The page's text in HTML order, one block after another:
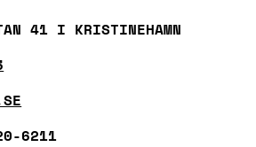
41 I KRISTINEHAMN
6211